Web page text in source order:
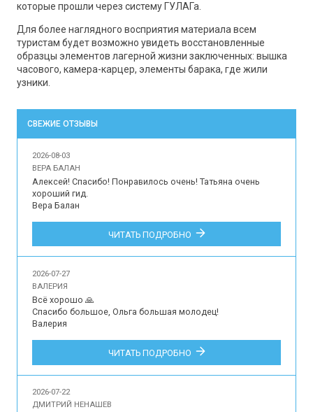
которые прошли через систему ГУЛАГа.
Для более наглядного восприятия материала всем
туристам будет возможно увидеть восстановленные
образцы элементов лагерной жизни заключенных: вышка
часового, камера-карцер, элементы барака, где жили
узники.
СВЕЖИЕ ОТЗЫВЫ
2026-08-03
ВЕРА БАЛАН
Алексей! Спасибо! Понравилось очень! Татьяна очень
хороший гид.
Вера Балан
Впечатления наших туристов об организации
индивидуальной экскурсии для 2 человек на русском
ЧИТАТЬ ПОДРОБНО
2026-07-27
ВАЛЕРИЯ
Всё хорошо 🙏
Спасибо большое, Ольга большая молодец!
Валерия
Впечатления наших туристов об участии в индивидуальной
обзорной экскурсии по Краснодару для 3 гостей на
ЧИТАТЬ ПОДРОБНО
2026-07-22
ДМИТРИЙ НЕНАШЕВ